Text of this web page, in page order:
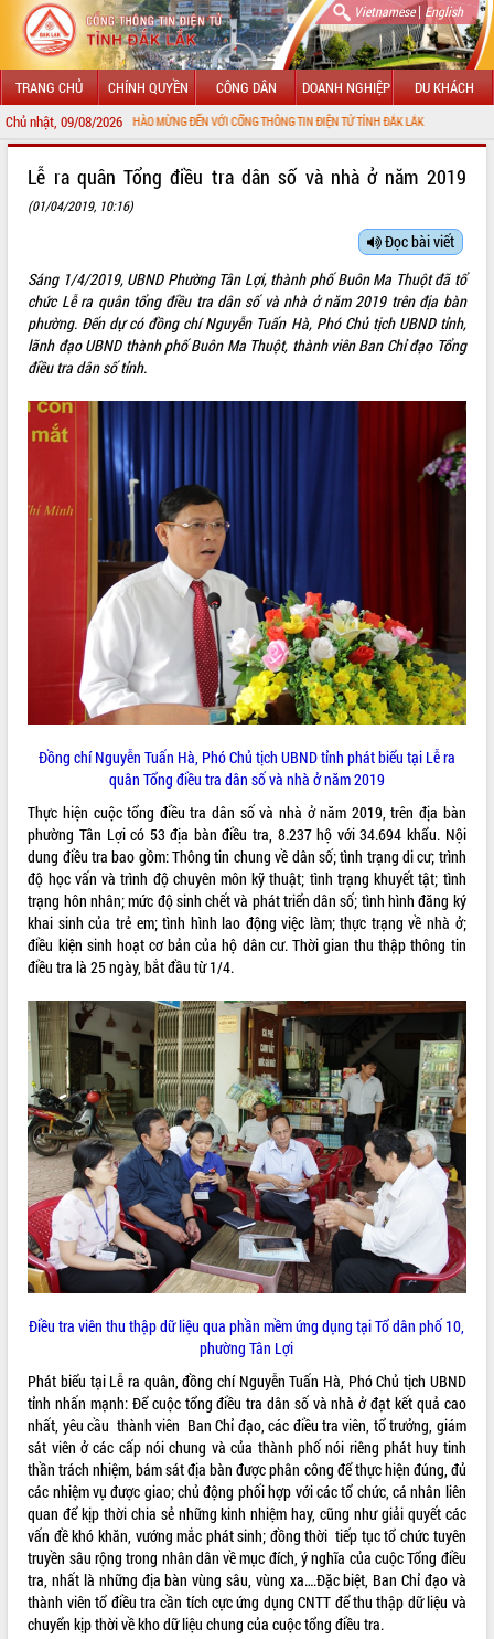
Vietnamese| English
TRANG CHỦ CHÍNH QUYỀN CÔNG DÂN DOANH NGHIỆP DU KHÁCH
Chủ nhật, 09/08/2026CHÀO MỪNG ĐẾN VỚI CỔNG THÔNG TIN ĐIỆN TỬ TỈNH ĐẮK LẮK
GIỚI THIỆU
LÃNH ĐẠO UBND TỈNH
SỞ, BAN, NGÀNH
UBND CÁC XÃ, PHƯỜNG
HỆ THỐNG VĂN BẢN
VĂN BẢN HĐND TỈNH
ĐIỂM TIN VĂN BẢN
QUY HOẠCH - KẾ HOẠCH
VIDEO
Trailer Lễ hội Sầu riêng Đắk Lắk năm
2026
Khám bệnh, cấp phát thuốc miễn phí
Hội nghị UBND tỉnh Đắk Lắk thường kỳ
Lễ truy tặng danh hiệu “Bà Mẹ Việt
Nam Anh hùng” và trao Huân chương
Lao động
UBND tỉnh Đắk Lắk triển khai nhiệm
vụ 6 tháng cuối năm 2026
Kỳ họp thứ Hai, Hội đồng nhân dân
tỉnh khóa XI quyết nghị nhiều nội dung
quan trọng
Bí thư Tỉnh ủy Lương Nguyễn Minh
Triết thăm, tặng quà người có công với
cách mạng
ALBUM ẢNH
LIÊN KẾT WEB
Lễ ra quân Tổng điều tra dân số và nhà ở năm 2019
(01/04/2019, 10:16)
Đọc bài viết
Sáng 1/4/2019, UBND Phường Tân Lợi, thành phố Buôn Ma Thuột đã tổ
chức Lễ ra quân tổng điều tra dân số và nhà ở năm 2019 trên địa bàn
phường. Đến dự có đồng chí Nguyễn Tuấn Hà, Phó Chủ tịch UBND tỉnh,
lãnh đạo UBND thành phố Buôn Ma Thuột, thành viên Ban Chỉ đạo Tổng
điều tra dân số tỉnh.
Đồng chí Nguyễn Tuấn Hà, Phó Chủ tịch UBND tỉnh phát biểu tại Lễ ra
quân Tổng điều tra dân số và nhà ở năm 2019
Thực hiện cuộc tổng điều tra dân số và nhà ở năm 2019, trên địa bàn
phường Tân Lợi có 53 địa bàn điều tra, 8.237 hộ với 34.694 khẩu. Nội
dung điều tra bao gồm: Thông tin chung về dân số; tình trạng di cư; trình
độ học vấn và trình độ chuyên môn kỹ thuật; tình trạng khuyết tật; tình
trạng hôn nhân; mức độ sinh chết và phát triển dân số; tình hình đăng ký
khai sinh của trẻ em; tình hình lao động việc làm; thực trạng về nhà ở;
điều kiện sinh hoạt cơ bản của hộ dân cư. Thời gian thu thập thông tin
điều tra là 25 ngày, bắt đầu từ 1/4.
Điều tra viên thu thập dữ liệu qua phần mềm ứng dụng tại Tổ dân phố 10,
phường Tân Lợi
Phát biểu tại Lễ ra quân, đồng chí Nguyễn Tuấn Hà, Phó Chủ tịch UBND
tỉnh nhấn mạnh: Để cuộc tổng điều tra dân số và nhà ở đạt kết quả cao
nhất, yêu cầu thành viên Ban Chỉ đạo, các điều tra viên, tổ trưởng, giám
sát viên ở các cấp nói chung và của thành phố nói riêng phát huy tinh
thần trách nhiệm, bám sát địa bàn được phân công để thực hiện đúng, đủ
các nhiệm vụ được giao; chủ động phối hợp với các tổ chức, cá nhân liên
quan để kịp thời chia sẻ những kinh nhiệm hay, cũng như giải quyết các
vấn đề khó khăn, vướng mắc phát sinh; đồng thời tiếp tục tổ chức tuyên
truyền sâu rộng trong nhân dân về mục đích, ý nghĩa của cuộc Tổng điều
tra, nhất là những địa bàn vùng sâu, vùng xa….Đặc biệt, Ban Chỉ đạo và
thành viên tổ điều tra cần tích cực ứng dụng CNTT để thu thập dữ liệu và
chuyển kịp thời về kho dữ liệu chung của cuộc tổng điều tra.